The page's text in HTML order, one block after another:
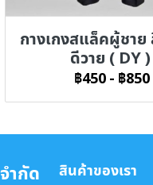
กางเกงสแล็คผู้ชาย
ดีวาย ( DY )
฿450 - ฿850
ำกัด สินค้าของเรา